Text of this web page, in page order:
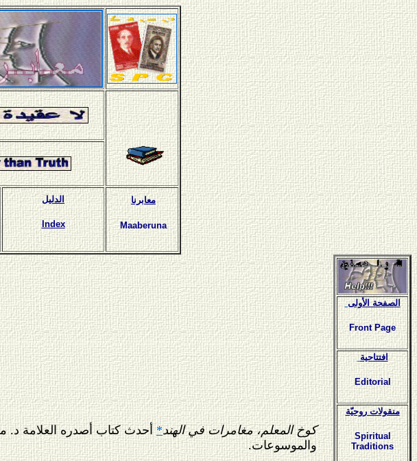
الدليل
Index
معابرنا
Maaberuna
كوخ المعلم، مغامرات في الهند*أحدث كتاب أصدره العلامة د.
والموسوعات.
الصفحة الأولى
Front Page
افتتاحية
Editorial
منقولات روحيّة
Spiritual
Traditions